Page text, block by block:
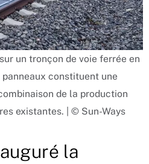
un tronçon de voie ferrée en
constituent une
de la production
existantes. | © Sun-Ways
la